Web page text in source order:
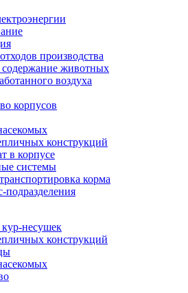
производства
животных
воздуха
корпусов
конструкций
в корпусе
системы
корма
несушек
конструкций